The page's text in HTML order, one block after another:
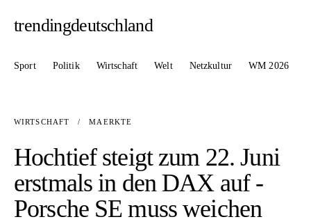
trendingdeutschland
Sport Politik Wirtschaft Welt Netzkultur WM 2026
WIRTSCHAFT / MAERKTE
Hochtief steigt zum 22. Juni
erstmals in den DAX auf -
Porsche SE muss weichen